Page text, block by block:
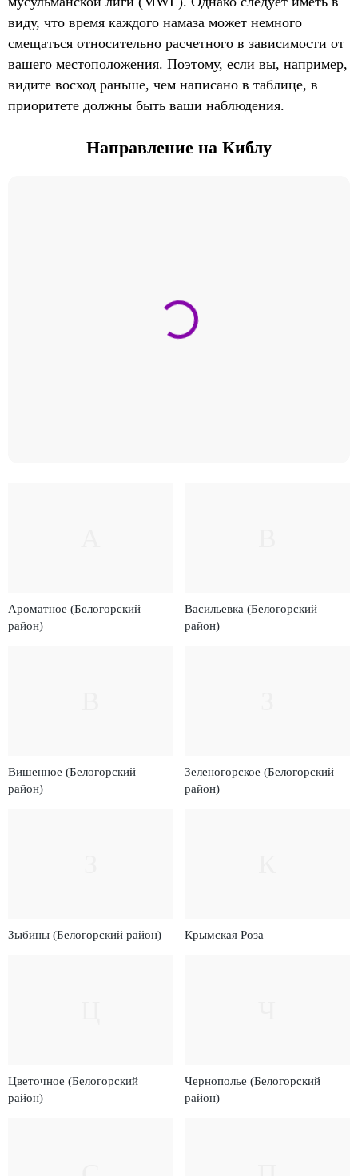
виду, что время каждого намаза может немного
смещаться относительно расчетного в зависимости от
вашего местоположения. Поэтому, если вы, например,
видите восход раньше, чем написано в таблице, в
приоритете должны быть ваши наблюдения.
Направление на Киблу
Ароматное (Белогорский
район)
Васильевка (Белогорский
район)
Вишенное (Белогорский
район)
Зеленогорское (Белогорский
район)
Зыбины (Белогорский район) Крымская Роза
Цветочное (Белогорский
район)
Чернополье (Белогорский
район)